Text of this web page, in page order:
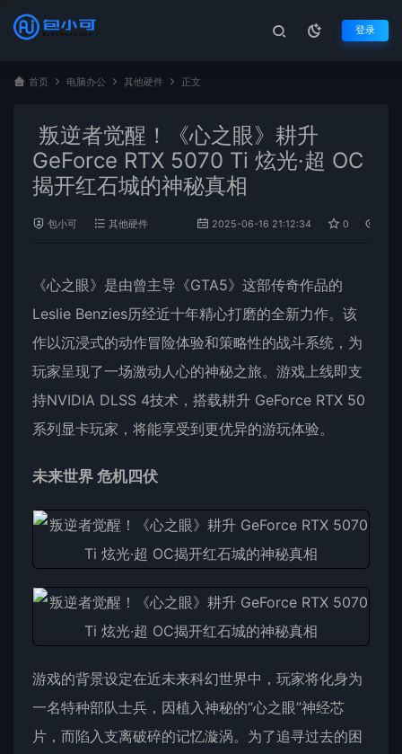
登录
首页 电脑办公 其他硬件 正文
叛逆者觉醒！《心之眼》耕升
GeForce RTX 5070 Ti 炫光·超 OC
揭开红石城的神秘真相
包小可 其他硬件 2025-06-16 21:12:34 0
《心之眼》是由曾主导《GTA5》这部传奇作品的
Leslie Benzies历经近十年精心打磨的全新力作。该
作以沉浸式的动作冒险体验和策略性的战斗系统，为
玩家呈现了一场激动人心的神秘之旅。游戏上线即支
持NVIDIA DLSS 4技术，搭载耕升 GeForce RTX 50
系列显卡玩家，将能享受到更优异的游玩体验。
未来世界 危机四伏
游戏的背景设定在近未来科幻世界中，玩家将化身为
一名特种部队士兵，因植入神秘的“心之眼”神经芯
片，而陷入支离破碎的记忆漩涡。为了追寻过去的困